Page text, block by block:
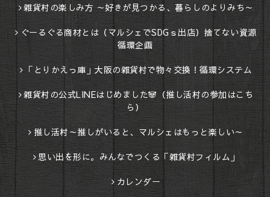
雑貨村の楽しみ方 ～好きが見つかる、暮らしのよりみち～
ぐーるぐる商材とは（マルシェでSDGｓ出店）捨てない資源
循環企画
「とりかえっ庫」大阪の雑貨村で物々交換！循環システム
雑貨村の公式LINEはじめました🐼（推し活村の参加はこち
ら）
推し活村～推しがいると、マルシェはもっと楽しい～
思い出を形に。みんなでつくる「雑貨村フィルム」
カレンダー